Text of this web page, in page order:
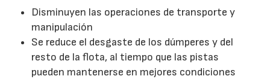
Disminuyen las operaciones de transporte y
manipulación
Se reduce el desgaste de los dúmperes y del
resto de la flota, al tiempo que las pistas
pueden mantenerse en mejores condiciones